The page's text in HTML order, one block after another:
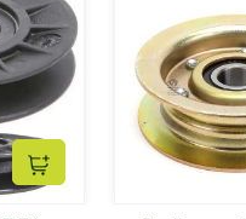
Ajouter au panier